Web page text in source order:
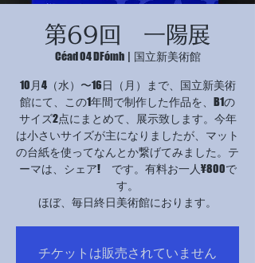
© Copyright
第69回 一陽展
Céad 04 DFómh
  |
国立新美術館
10月4（水）〜16日（月）まで、国立新美術
館にて、この1年間で制作した作品を、B1の
サイズ2点にまとめて、展示致します。今年
は小さいサイズが主になりましたが、マット
の台紙を使ってなんとか繋げてみました。テ
ーマは、シェア! です。有料お一人¥800で
す。
ほぼ、毎日終日美術館におります。
チケットは販売されていません